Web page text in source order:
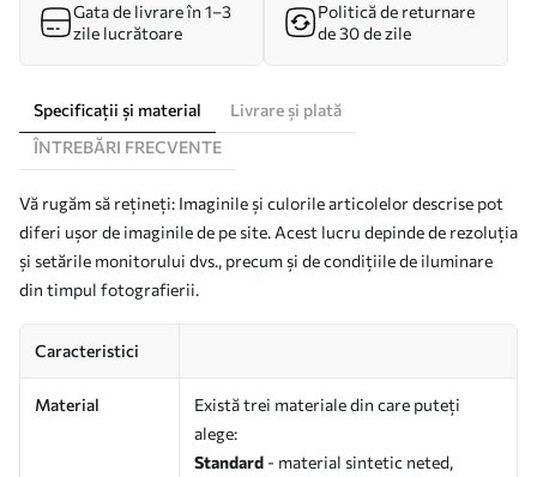
Gata de livrare în 1–3
zile lucrătoare
Politică de returnare
de 30 de zile
Specificații și material
Livrare și plată
ÎNTREBĂRI FRECVENTE
Vă rugăm să rețineți: Imaginile și culorile articolelor descrise pot
diferi ușor de imaginile de pe site. Acest lucru depinde de rezoluția
și setările monitorului dvs., precum și de condițiile de iluminare
din timpul fotografierii.
Caracteristici
Material
Există trei materiale din care puteți
alege:
Standard - material sintetic neted,